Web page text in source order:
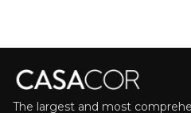
The largest and most